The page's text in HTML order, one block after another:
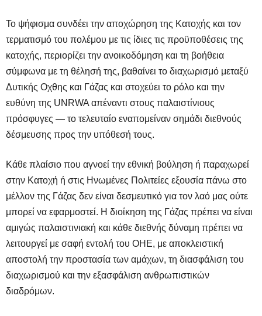
Το ψήφισμα συνδέει την αποχώρηση της Κατοχής και τον
τερματισμό του πολέμου με τις ίδιες τις προϋποθέσεις της
κατοχής, περιορίζει την ανοικοδόμηση και τη βοήθεια
σύμφωνα με τη θέλησή της, βαθαίνει το διαχωρισμό μεταξύ
Δυτικής Οχθης και Γάζας και στοχεύει το ρόλο και την
ευθύνη της UNRWA απέναντι στους παλαιστίνιους
πρόσφυγες — το τελευταίο εναπομείναν σημάδι διεθνούς
δέσμευσης προς την υπόθεσή τους.
Κάθε πλαίσιο που αγνοεί την εθνική βούληση ή παραχωρεί
στην Κατοχή ή στις Ηνωμένες Πολιτείες εξουσία πάνω στο
μέλλον της Γάζας δεν είναι δεσμευτικό για τον λαό μας ούτε
μπορεί να εφαρμοστεί. Η διοίκηση της Γάζας πρέπει να είναι
αμιγώς παλαιστινιακή και κάθε διεθνής δύναμη πρέπει να
λειτουργεί με σαφή εντολή του ΟΗΕ, με αποκλειστική
αποστολή την προστασία των αμάχων, τη διασφάλιση του
διαχωρισμού και την εξασφάλιση ανθρωπιστικών
διαδρόμων.